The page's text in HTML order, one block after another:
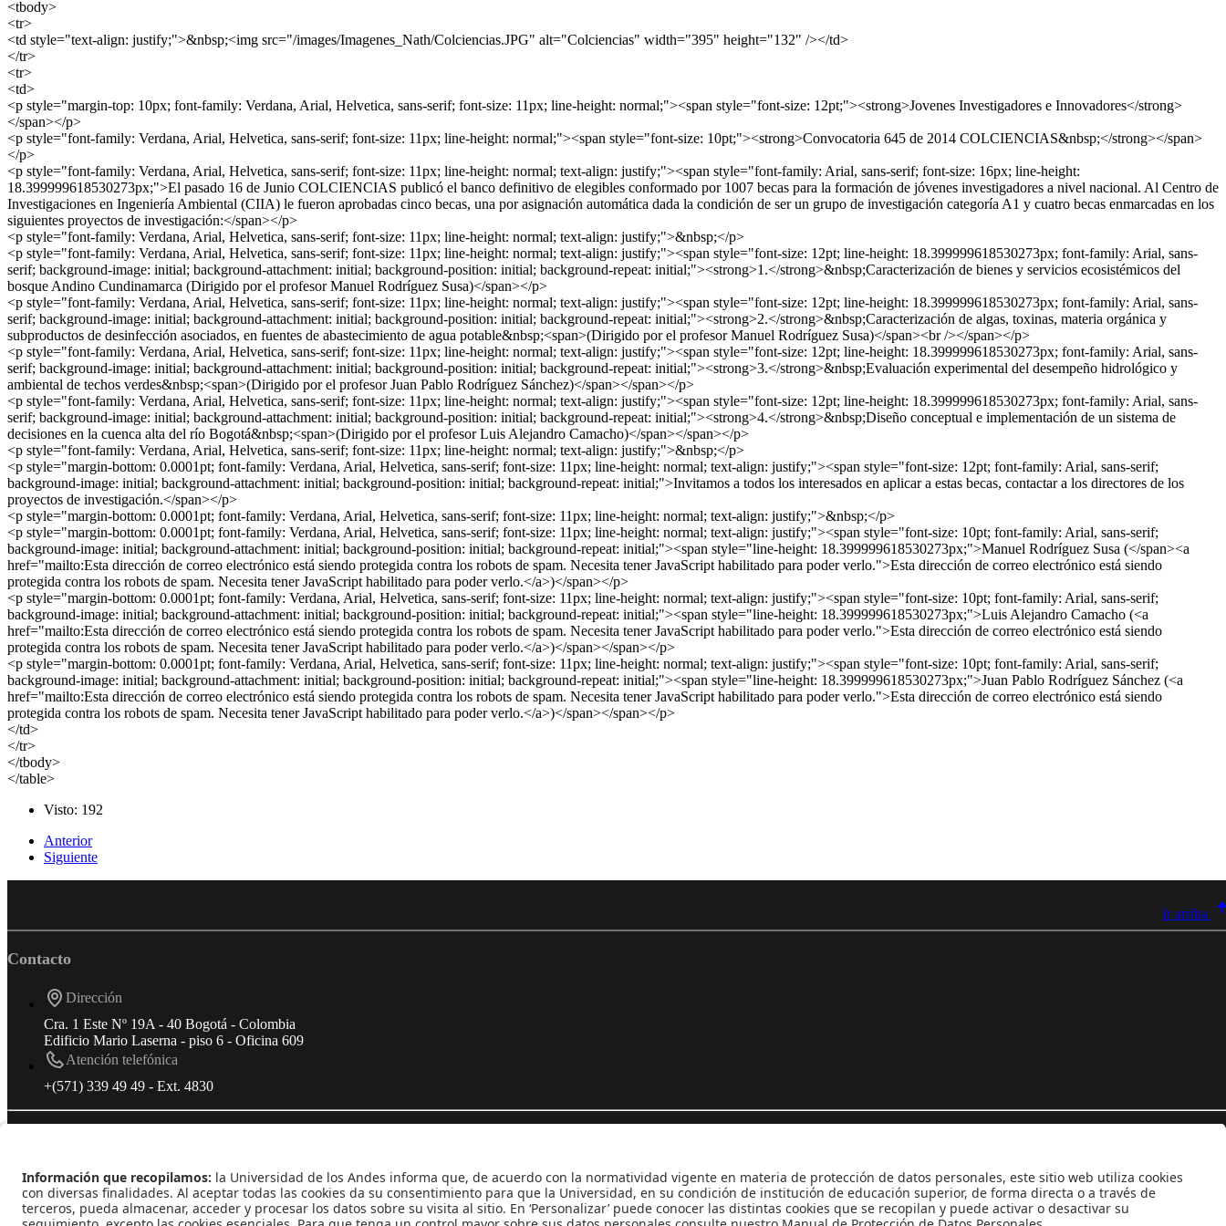
<tbody>
<tr>
<td style="text-align: justify;">&nbsp;<img src="/images/Imagenes_Nath/Colciencias.JPG" alt="Colciencias" width="395" height="132" /></td>
</tr>
<tr>
<td>
<p style="margin-top: 10px; font-family: Verdana, Arial, Helvetica, sans-serif; font-size: 11px; line-height: normal;"><span style="font-size: 12pt;"><strong>Jovenes Investigadores e Innovadores</strong>
</span></p>
<p style="font-family: Verdana, Arial, Helvetica, sans-serif; font-size: 11px; line-height: normal;"><span style="font-size: 10pt;"><strong>Convocatoria 645 de 2014 COLCIENCIAS&nbsp;</strong></span>
</p>
<p style="font-family: Verdana, Arial, Helvetica, sans-serif; font-size: 11px; line-height: normal; text-align: justify;"><span style="font-family: Arial, sans-serif; font-size: 16px; line-height:
18.399999618530273px;">El pasado 16 de Junio COLCIENCIAS publicó el banco definitivo de elegibles conformado por 1007 becas para la formación de jóvenes investigadores a nivel nacional. Al Centro de
Investigaciones en Ingeniería Ambiental (CIIA) le fueron aprobadas cinco becas, una por asignación automática dada la condición de ser un grupo de investigación categoría A1 y cuatro becas enmarcadas en los
siguientes proyectos de investigación:</span></p>
<p style="font-family: Verdana, Arial, Helvetica, sans-serif; font-size: 11px; line-height: normal; text-align: justify;">&nbsp;</p>
<p style="font-family: Verdana, Arial, Helvetica, sans-serif; font-size: 11px; line-height: normal; text-align: justify;"><span style="font-size: 12pt; line-height: 18.399999618530273px; font-family: Arial, sans-
serif; background-image: initial; background-attachment: initial; background-position: initial; background-repeat: initial;"><strong>1.</strong>&nbsp;Caracterización de bienes y servicios ecosistémicos del
bosque Andino Cundinamarca (Dirigido por el profesor Manuel Rodríguez Susa)</span></p>
<p style="font-family: Verdana, Arial, Helvetica, sans-serif; font-size: 11px; line-height: normal; text-align: justify;"><span style="font-size: 12pt; line-height: 18.399999618530273px; font-family: Arial, sans-
serif; background-image: initial; background-attachment: initial; background-position: initial; background-repeat: initial;"><strong>2.</strong>&nbsp;Caracterización de algas, toxinas, materia orgánica y
subproductos de desinfección asociados, en fuentes de abastecimiento de agua potable&nbsp;<span>(Dirigido por el profesor Manuel Rodríguez Susa)</span><br /></span></p>
<p style="font-family: Verdana, Arial, Helvetica, sans-serif; font-size: 11px; line-height: normal; text-align: justify;"><span style="font-size: 12pt; line-height: 18.399999618530273px; font-family: Arial, sans-
serif; background-image: initial; background-attachment: initial; background-position: initial; background-repeat: initial;"><strong>3.</strong>&nbsp;Evaluación experimental del desempeño hidrológico y
ambiental de techos verdes&nbsp;<span>(Dirigido por el profesor Juan Pablo Rodríguez Sánchez)</span></span></p>
<p style="font-family: Verdana, Arial, Helvetica, sans-serif; font-size: 11px; line-height: normal; text-align: justify;"><span style="font-size: 12pt; line-height: 18.399999618530273px; font-family: Arial, sans-
serif; background-image: initial; background-attachment: initial; background-position: initial; background-repeat: initial;"><strong>4.</strong>&nbsp;Diseño conceptual e implementación de un sistema de
decisiones en la cuenca alta del río Bogotá&nbsp;<span>(Dirigido por el profesor Luis Alejandro Camacho)</span></span></p>
<p style="font-family: Verdana, Arial, Helvetica, sans-serif; font-size: 11px; line-height: normal; text-align: justify;">&nbsp;</p>
<p style="margin-bottom: 0.0001pt; font-family: Verdana, Arial, Helvetica, sans-serif; font-size: 11px; line-height: normal; text-align: justify;"><span style="font-size: 12pt; font-family: Arial, sans-serif;
background-image: initial; background-attachment: initial; background-position: initial; background-repeat: initial;">Invitamos a todos los interesados en aplicar a estas becas, contactar a los directores de los
proyectos de investigación.</span></p>
<p style="margin-bottom: 0.0001pt; font-family: Verdana, Arial, Helvetica, sans-serif; font-size: 11px; line-height: normal; text-align: justify;">&nbsp;</p>
<p style="margin-bottom: 0.0001pt; font-family: Verdana, Arial, Helvetica, sans-serif; font-size: 11px; line-height: normal; text-align: justify;"><span style="font-size: 10pt; font-family: Arial, sans-serif;
background-image: initial; background-attachment: initial; background-position: initial; background-repeat: initial;"><span style="line-height: 18.399999618530273px;">Manuel Rodríguez Susa (</span><a
href="mailto:Esta dirección de correo electrónico está siendo protegida contra los robots de spam. Necesita tener JavaScript habilitado para poder verlo.">Esta dirección de correo electrónico está siendo
protegida contra los robots de spam. Necesita tener JavaScript habilitado para poder verlo.</a>)</span></p>
<p style="margin-bottom: 0.0001pt; font-family: Verdana, Arial, Helvetica, sans-serif; font-size: 11px; line-height: normal; text-align: justify;"><span style="font-size: 10pt; font-family: Arial, sans-serif;
background-image: initial; background-attachment: initial; background-position: initial; background-repeat: initial;"><span style="line-height: 18.399999618530273px;">Luis Alejandro Camacho (<a
href="mailto:Esta dirección de correo electrónico está siendo protegida contra los robots de spam. Necesita tener JavaScript habilitado para poder verlo.">Esta dirección de correo electrónico está siendo
protegida contra los robots de spam. Necesita tener JavaScript habilitado para poder verlo.</a>)</span></span></p>
<p style="margin-bottom: 0.0001pt; font-family: Verdana, Arial, Helvetica, sans-serif; font-size: 11px; line-height: normal; text-align: justify;"><span style="font-size: 10pt; font-family: Arial, sans-serif;
background-image: initial; background-attachment: initial; background-position: initial; background-repeat: initial;"><span style="line-height: 18.399999618530273px;">Juan Pablo Rodríguez Sánchez (<a
href="mailto:Esta dirección de correo electrónico está siendo protegida contra los robots de spam. Necesita tener JavaScript habilitado para poder verlo.">Esta dirección de correo electrónico está siendo
protegida contra los robots de spam. Necesita tener JavaScript habilitado para poder verlo.</a>)</span></span></p>
</td>
</tr>
</tbody>
</table>
Visto: 192
Anterior
Siguiente
Ir arriba
Contacto
Dirección
Cra. 1 Este Nº 19A - 40 Bogotá - Colombia
Edificio Mario Laserna - piso 6 - Oficina 609
Atención telefónica
+(571) 339 49 49 - Ext. 4830
Línea de Transparencia Uniandes
Protección de datos Personales
Transparencia y Acceso a Información Pública